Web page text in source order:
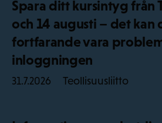
Spara ditt kursintyg från
och 14 augusti – det kan
fortfarande vara
inloggningen
31.7.2026 Teollisuusliitto